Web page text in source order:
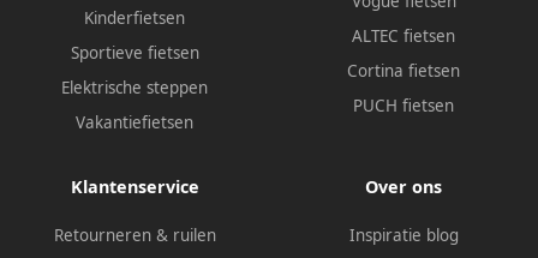
Kinderfietsen
Sportieve fietsen
Elektrische steppen
Vakantiefietsen
ALTEC fietsen
Cortina fietsen
PUCH fietsen
Klantenservice
Retourneren & ruilen
Over ons
Inspiratie blog